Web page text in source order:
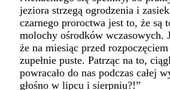
jeziora strzegą ogrodzenia i
czarnego proroctwa jest to, że są
molochy ośrodków wczasowych.
że na miesiąc przed
zupełnie puste. Patrząc na to,
powracało do nas podczas całej
głośno w lipcu i sierpniu?!”